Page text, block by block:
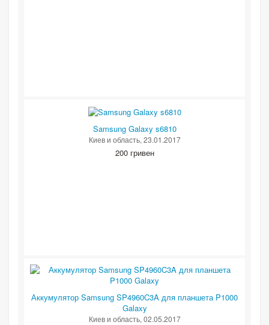
Samsung Galaxy s6810
Киев и область, 23.01.2017
200 гривен
Аккумулятор Samsung SP4960C3A для планшета P1000
Galaxy
Киев и область, 02.05.2017